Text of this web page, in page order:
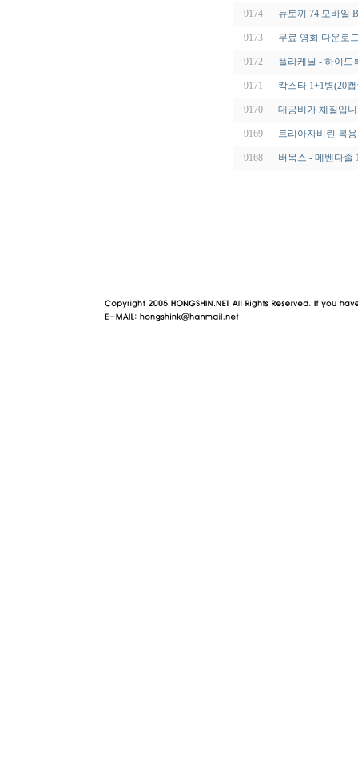
9174 뉴토끼 74 모바일
9173 무료 영화 다운로
9172 플라케닐 - 하이드
9171 칵스타 1+1병(20
9170 대공비가 체질입
9169 트리아자비린 복
9168 버목스 - 메벤다졸